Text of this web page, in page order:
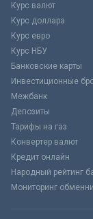
Курс валют
Курс доллара
Курс евро
Курс НБУ
Банковские карты
Инвестиционные
Межбанк
Депозиты
Тарифы на газ
Конвертер валют
Кредит онлайн
Народный рейтинг
Мониторинг